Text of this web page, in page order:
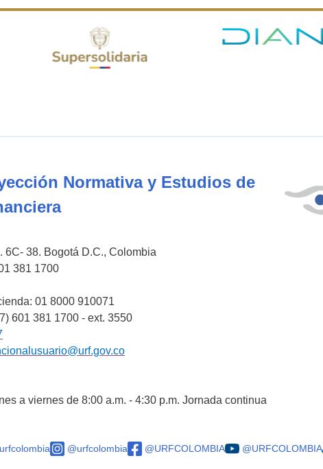
Normativa y Estudios de
6C- 38. Bogotá D.C., Colombia
381 1700
01 8000 910071
601 381 1700 - ext. 3550
a viernes de 8:00 a.m. - 4:30 p.m. Jornada continua
urfcolombia @urfcolombia @URFCOLOMBIA @URFCOLOMBIA